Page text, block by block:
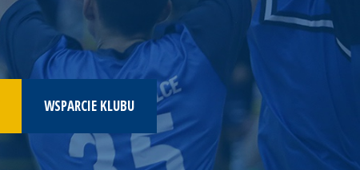
WSPARCIE KLUBU